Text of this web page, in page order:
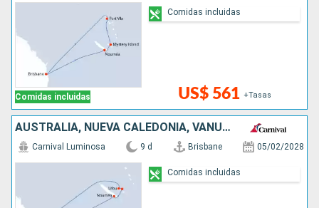
Comidas incluidas US$ 561 +Tasas
Comidas incluidas
AUSTRALIA, NUEVA CALEDONIA, VANUATU
Carnival Luminosa 9 d Brisbane 05/02/2028
Comidas incluidas